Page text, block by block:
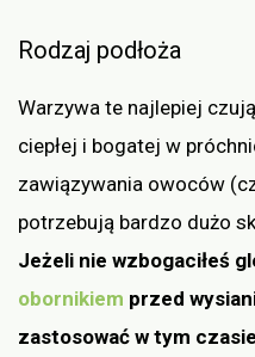
Rodzaj podłoża
Warzywa te najlepiej
ciepłej i bogatej w
zawiązywania owoców
potrzebują bardzo dużo
Jeżeli nie wzbogaciłeś
obornikiem przed
zastosować w tym